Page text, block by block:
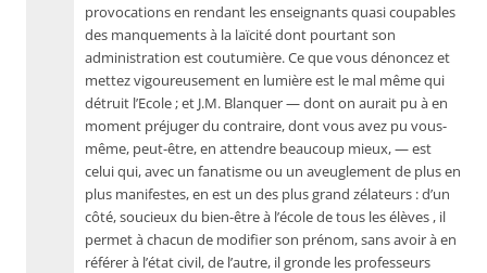
provocations en rendant les enseignants quasi coupables
des manquements à la laïcité dont pourtant son
administration est coutumière. Ce que vous dénoncez et
mettez vigoureusement en lumière est le mal même qui
détruit l’Ecole ; et J.M. Blanquer — dont on aurait pu à en
moment préjuger du contraire, dont vous avez pu vous-
même, peut-être, en attendre beaucoup mieux, — est
celui qui, avec un fanatisme ou un aveuglement de plus en
plus manifestes, en est un des plus grand zélateurs : d’un
côté, soucieux du bien-être à l’école de tous les élèves , il
permet à chacun de modifier son prénom, sans avoir à en
référer à l’état civil, de l’autre, il gronde les professeurs